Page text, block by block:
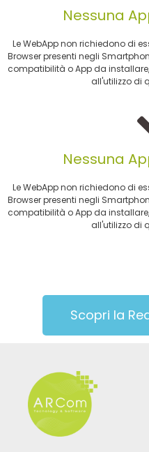
Nessuna
Le WebApp non richiedono di
Browser presenti negli
compatibilità o App da
all'utilizzo di
Nessuna
Le WebApp non richiedono di
Browser presenti negli
compatibilità o App da
all'utilizzo di
Scopri la